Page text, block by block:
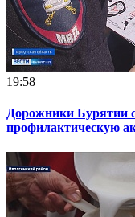
19:58
Дорожники Бурятии
профилактическую